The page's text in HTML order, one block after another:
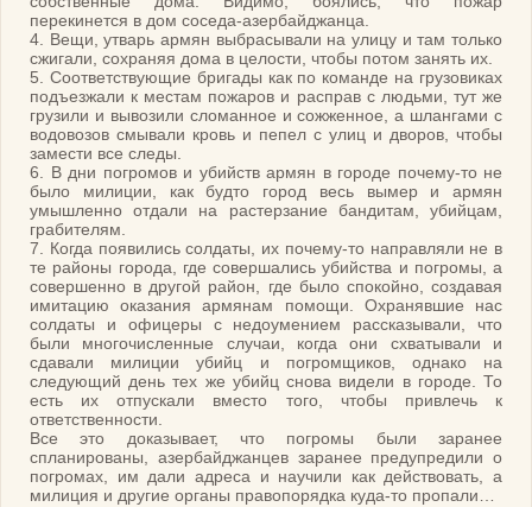
перекинется в дом соседа-азербайджанца.
4. Вещи, утварь армян выбрасывали на улицу и там только
сжигали, сохраняя дома в целости, чтобы потом занять их.
5. Соответствующие бригады как по команде на грузовиках
подъезжали к местам пожаров и расправ с людьми, тут же
грузили и вывозили сломанное и сожженное, а шлангами с
водовозов смывали кровь и пепел с улиц и дворов, чтобы
замести все следы.
6. В дни погромов и убийств армян в городе почему-то не
было милиции, как будто город весь вымер и армян
умышленно отдали на растерзание бандитам, убийцам,
грабителям.
7. Когда появились солдаты, их почему-то направляли не в
те районы города, где совершались убийства и погромы, а
совершенно в другой район, где было спокойно, создавая
имитацию оказания армянам помощи. Охранявшие нас
солдаты и офицеры с недоумением рассказывали, что
были многочисленные случаи, когда они схватывали и
сдавали милиции убийц и погромщиков, однако на
следующий день тех же убийц снова видели в городе. То
есть их отпускали вместо того, чтобы привлечь к
ответственности.
Все это доказывает, что погромы были заранее
спланированы, азербайджанцев заранее предупредили о
погромах, им дали адреса и научили как действовать, а
милиция и другие органы правопорядка куда-то пропали…